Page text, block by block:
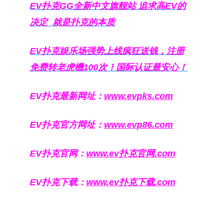
EV扑克GG全新中文旗舰站追求高EV的
决定 就是扑克的本质
EV扑克娱乐场强势上线疯狂送钱，注册
免费转老虎機100次！国际认证最安心！
EV扑克最新网址： www.evpks.com
EV扑克官方网址： www.evp86.com
EV扑克官网： www.ev扑克官网.com
EV扑克下载： www.ev扑克下载.com